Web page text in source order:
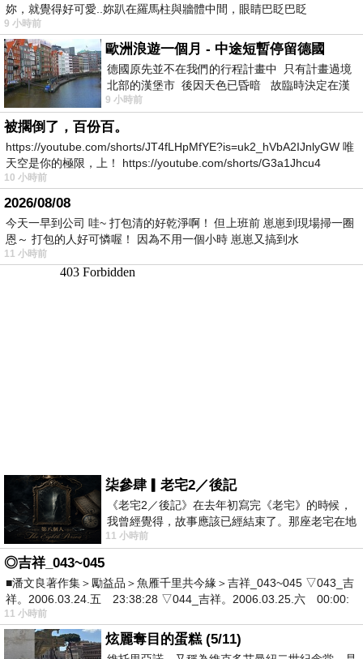
妳，就覺得好可愛..妳趴在羅馬柱與牆體中間，眼睛巴眨巴眨
9 小時前
歐洲浪遊一個月 - 中途短暫停留德國
德國原先並不在我們的行程計畫中 只有計畫過境
北部的漢堡市 後因天色已昏暗 故臨時決定在漢
堡市吃晚餐和過夜
9 小時前
被擱倒了，百份百。
https://youtube.com/shorts/JT4fLHpMfYE?is=uk2_hVbA2IJnlyGW 唯
天空是你的極限，上！ https://youtube.com/shorts/G3a1Jhcu4
10 小時前
2026/08/08
今天一早到公司 哇~ 打包清的好乾淨啊！ 但上班前 崽崽到現場掃一圈
恩～ 打包的人好可憐喔！ 因為不用一個小時 崽崽又搞到水
11 小時前
柒參肆▎老宅2／後記
《老宅2／後記》在去年初寫完《老宅》的時候，
我曾經覺得，故事應該已經結束了。那座老宅在地
震中倒塌，七個人終於離開那片黑暗，
11 小時前
◎吉祥_043~045
■潘文良著作集＞勵益品＞魚雁千里共今緣＞吉祥_043~045 ▽043_吉
祥。2006.03.24.五 23:38:28 ▽044_吉祥。2006.03.25.六 00:00:
11 小時前
炫麗奪目的蛋糕 (5/11)